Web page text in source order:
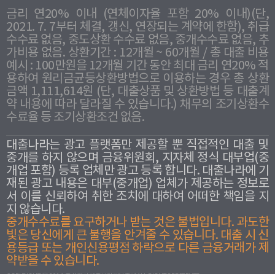
금리 연20% 이내 (연체이자율 포함 20% 이내)(단,
2021. 7. 7부터 체결, 갱신, 연장되는 계약에 한함), 취급
수수료 없음, 중도상환 수수료 없음, 중개수수료 없음, 추
가비용 없음. 상환기간 : 12개월 ~ 60개월 / 총 대출 비용
예시 : 100만원을 12개월 기간 동안 최대 금리 연20% 적
용하여 원리금균등상환방법으로 이용하는 경우 총 상환
금액 1,111,614원 (단, 대출상품 및 상환방법 등 대출계
약 내용에 따라 달라질 수 있습니다.) 채무의 조기상환수
수료율 등 조기상환조건 없음.
대출나라는 광고 플랫폼만 제공할 뿐 직접적인 대출 및
중개를 하지 않으며 금융위원회, 지자체 정식 대부업(중
개업 포함) 등록 업체만 광고 등록 합니다. 대출나라에 기
재된 광고 내용은 대부(중개업) 업체가 제공하는 정보로
서 이를 신뢰하여 취한 조치에 대하여 어떠한 책임을 지
지 않습니다.
중개수수료를 요구하거나 받는 것은 불법입니다. 과도한
빛은 당신에게 큰 불행을 안겨줄 수 있습니다. 대출 시 신
용등급 또는 개인신용평점 하락으로 다른 금융거래가 제
약받을 수 있습니다.